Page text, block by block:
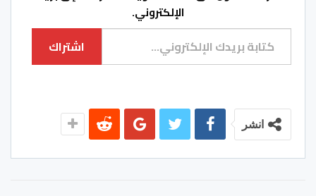
الإلكتروني.
كتابة بريدك الإلكتروني...
اشتراك
انشر